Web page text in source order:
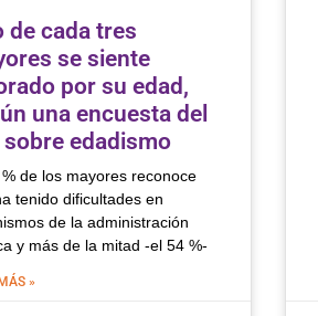
de cada tres
se siente
por su edad,
una encuesta del
sobre edadismo
% de los mayores reconoce
tenido dificultades en
de la administración
y más de la mitad -el 54 %-
»